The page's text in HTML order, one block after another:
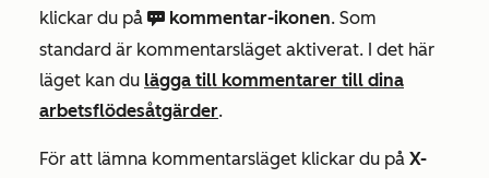
klickar du på comments kommentar-ikonen. Som
standard är kommentarsläget aktiverat. I det här
läget kan du lägga till kommentarer till dina
arbetsflödesåtgärder.
För att lämna kommentarsläget klickar du på X-